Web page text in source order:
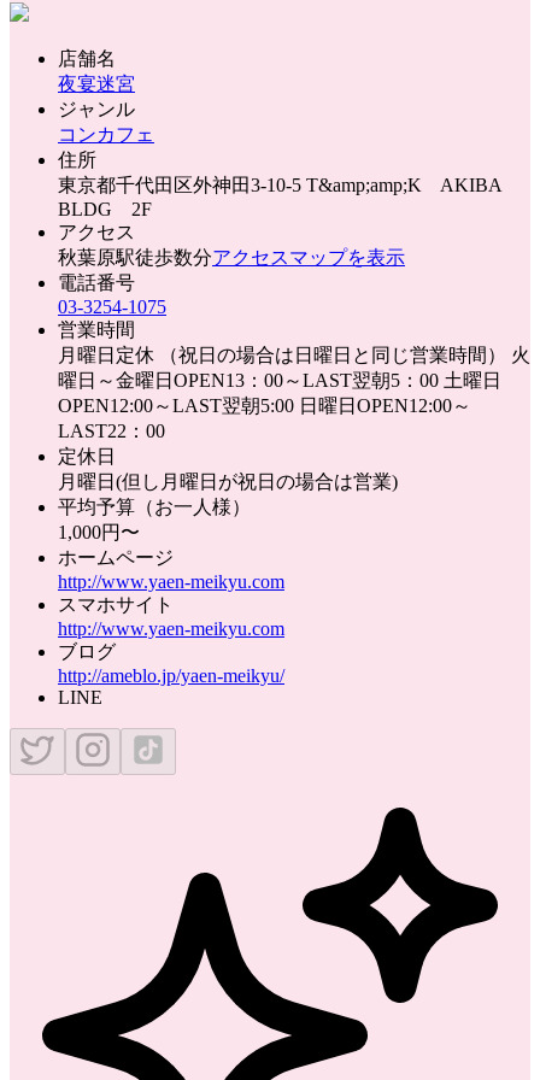
店舗名
夜宴迷宮
ジャンル
コンカフェ
住所
東京都千代田区外神田3-10-5 T&amp;amp;K AKIBA
BLDG 2F
アクセス
秋葉原駅徒歩数分アクセスマップを表示
電話番号
03-3254-1075
営業時間
月曜日定休 （祝日の場合は日曜日と同じ営業時間） 火
曜日～金曜日OPEN13：00～LAST翌朝5：00 土曜日
OPEN12:00～LAST翌朝5:00 日曜日OPEN12:00～
LAST22：00
定休日
月曜日(但し月曜日が祝日の場合は営業)
平均予算（お一人様）
1,000円〜
ホームページ
http://www.yaen-meikyu.com
スマホサイト
http://www.yaen-meikyu.com
ブログ
http://ameblo.jp/yaen-meikyu/
LINE